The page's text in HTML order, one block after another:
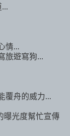
情...
旅遊寫狗...
覆舟的威力...
曝光度幫忙宣傳